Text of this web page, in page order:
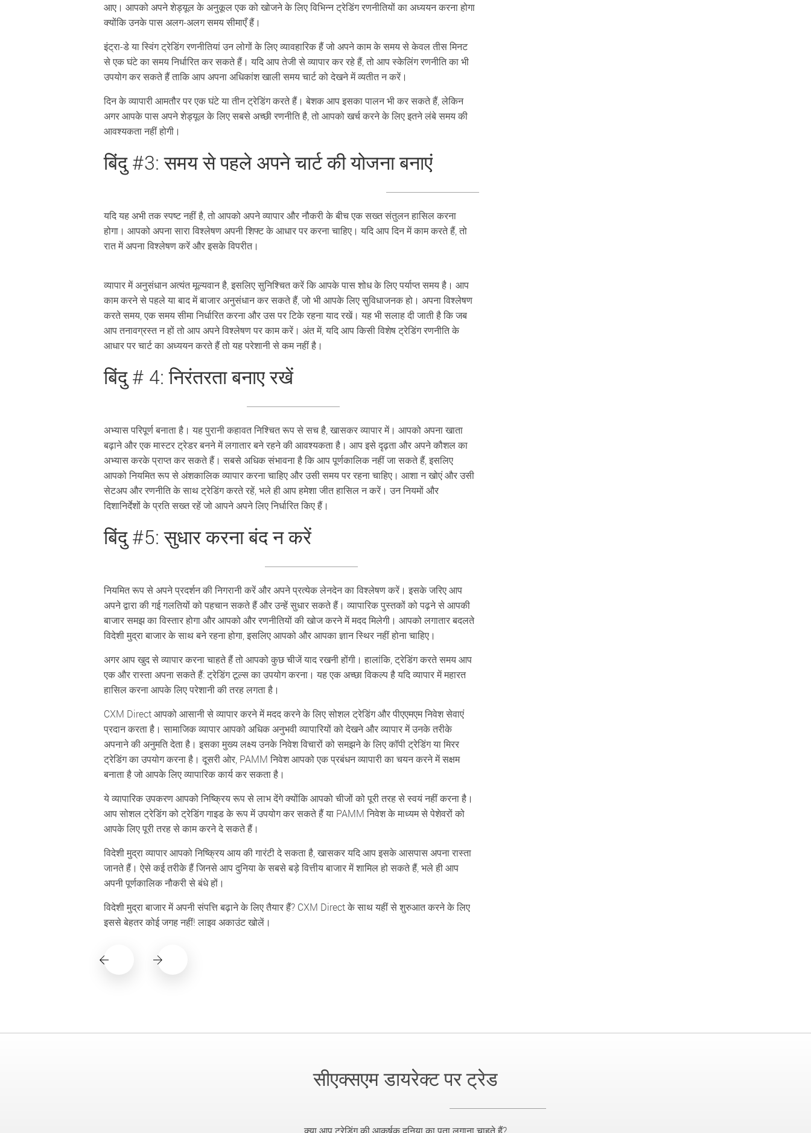
आए। आपको अपने शेड्यूल के अनुकूल एक को खोजने के लिए विभिन्न ट्रेडिंग रणनीतियों का अध्ययन करना होगा
क्योंकि उनके पास अलग-अलग समय सीमाएँ हैं।
इंट्रा-डे या स्विंग ट्रेडिंग रणनीतियां उन लोगों के लिए व्यावहारिक हैं जो अपने काम के समय से केवल तीस मिनट
से एक घंटे का समय निर्धारित कर सकते हैं। यदि आप तेजी से व्यापार कर रहे हैं, तो आप स्केलिंग रणनीति का भी
उपयोग कर सकते हैं ताकि आप अपना अधिकांश खाली समय चार्ट को देखने में व्यतीत न करें।
दिन के व्यापारी आमतौर पर एक घंटे या तीन ट्रेडिंग करते हैं। बेशक आप इसका पालन भी कर सकते हैं, लेकिन
अगर आपके पास अपने शेड्यूल के लिए सबसे अच्छी रणनीति है, तो आपको खर्च करने के लिए इतने लंबे समय की
आवश्यकता नहीं होगी।
बिंदु #3: समय से पहले अपने चार्ट की योजना बनाएं
यदि यह अभी तक स्पष्ट नहीं है, तो आपको अपने व्यापार और नौकरी के बीच एक सख्त संतुलन हासिल करना
होगा। आपको अपना सारा विश्लेषण अपनी शिफ्ट के आधार पर करना चाहिए। यदि आप दिन में काम करते हैं, तो
रात में अपना विश्लेषण करें और इसके विपरीत।
व्यापार में अनुसंधान अत्यंत मूल्यवान है, इसलिए सुनिश्चित करें कि आपके पास शोध के लिए पर्याप्त समय है। आप
काम करने से पहले या बाद में बाजार अनुसंधान कर सकते हैं, जो भी आपके लिए सुविधाजनक हो। अपना विश्लेषण
करते समय, एक समय सीमा निर्धारित करना और उस पर टिके रहना याद रखें। यह भी सलाह दी जाती है कि जब
आप तनावग्रस्त न हों तो आप अपने विश्लेषण पर काम करें। अंत में, यदि आप किसी विशेष ट्रेडिंग रणनीति के
आधार पर चार्ट का अध्ययन करते हैं तो यह परेशानी से कम नहीं है।
बिंदु # 4: निरंतरता बनाए रखें
अभ्यास परिपूर्ण बनाता है। यह पुरानी कहावत निश्चित रूप से सच है, खासकर व्यापार में। आपको अपना खाता
बढ़ाने और एक मास्टर ट्रेडर बनने में लगातार बने रहने की आवश्यकता है। आप इसे दृढ़ता और अपने कौशल का
अभ्यास करके प्राप्त कर सकते हैं। सबसे अधिक संभावना है कि आप पूर्णकालिक नहीं जा सकते हैं, इसलिए
आपको नियमित रूप से अंशकालिक व्यापार करना चाहिए और उसी समय पर रहना चाहिए। आशा न खोएं और उसी
सेटअप और रणनीति के साथ ट्रेडिंग करते रहें, भले ही आप हमेशा जीत हासिल न करें। उन नियमों और
दिशानिर्देशों के प्रति सख्त रहें जो आपने अपने लिए निर्धारित किए हैं।
बिंदु #5: सुधार करना बंद न करें
नियमित रूप से अपने प्रदर्शन की निगरानी करें और अपने प्रत्येक लेनदेन का विश्लेषण करें। इसके जरिए आप
अपने द्वारा की गई गलतियों को पहचान सकते हैं और उन्हें सुधार सकते हैं। व्यापारिक पुस्तकों को पढ़ने से आपकी
बाजार समझ का विस्तार होगा और आपको और रणनीतियों की खोज करने में मदद मिलेगी। आपको लगातार बदलते
विदेशी मुद्रा बाजार के साथ बने रहना होगा, इसलिए आपको और आपका ज्ञान स्थिर नहीं होना चाहिए।
अगर आप खुद से व्यापार करना चाहते हैं तो आपको कुछ चीजें याद रखनी होंगी। हालांकि, ट्रेडिंग करते समय आप
एक और रास्ता अपना सकते हैं: ट्रेडिंग टूल्स का उपयोग करना। यह एक अच्छा विकल्प है यदि व्यापार में महारत
हासिल करना आपके लिए परेशानी की तरह लगता है।
CXM Direct आपको आसानी से व्यापार करने में मदद करने के लिए सोशल ट्रेडिंग और पीएएमएम निवेश सेवाएं
प्रदान करता है। सामाजिक व्यापार आपको अधिक अनुभवी व्यापारियों को देखने और व्यापार में उनके तरीके
अपनाने की अनुमति देता है। इसका मुख्य लक्ष्य उनके निवेश विचारों को समझने के लिए कॉपी ट्रेडिंग या मिरर
ट्रेडिंग का उपयोग करना है। दूसरी ओर, PAMM निवेश आपको एक प्रबंधन व्यापारी का चयन करने में सक्षम
बनाता है जो आपके लिए व्यापारिक कार्य कर सकता है।
ये व्यापारिक उपकरण आपको निष्क्रिय रूप से लाभ देंगे क्योंकि आपको चीजों को पूरी तरह से स्वयं नहीं करना है।
आप सोशल ट्रेडिंग को ट्रेडिंग गाइड के रूप में उपयोग कर सकते हैं या PAMM निवेश के माध्यम से पेशेवरों को
आपके लिए पूरी तरह से काम करने दे सकते हैं।
विदेशी मुद्रा व्यापार आपको निष्क्रिय आय की गारंटी दे सकता है, खासकर यदि आप इसके आसपास अपना रास्ता
जानते हैं। ऐसे कई तरीके हैं जिनसे आप दुनिया के सबसे बड़े वित्तीय बाजार में शामिल हो सकते हैं, भले ही आप
अपनी पूर्णकालिक नौकरी से बंधे हों।
विदेशी मुद्रा बाजार में अपनी संपत्ति बढ़ाने के लिए तैयार हैं? CXM Direct के साथ यहीं से शुरुआत करने के लिए
इससे बेहतर कोई जगह नहीं! लाइव अकाउंट खोलें।
सीएक्सएम डायरेक्ट पर ट्रेड
क्या आप ट्रेडिंग की आकर्षक दुनिया का पता लगाना चाहते हैं?